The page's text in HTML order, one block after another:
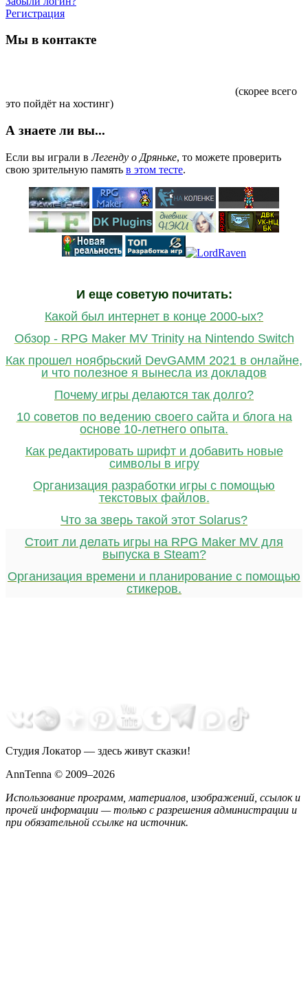
Регистрация
Мы в контакте
(скорее всего
это пойдёт на хостинг)
А знаете ли вы...
Если вы играли вЛегенду о Дряньке, то можете проверить
свою зрительную память в этом тесте.
И еще советую почитать:
Какой был интернет в конце 2000-ых?
Обзор - RPG Maker MV Trinity на Nintendo Switch
Как прошел ноябрьский DevGAMM 2021 в онлайне,
и что полезное я вынесла из докладов
Почему игры делаются так долго?
10 советов по ведению своего сайта и блога на
основе 10-летнего опыта.
Как редактировать шрифт и добавить новые
символы в игру
Организация разработки игры с помощью
текстовых файлов.
Что за зверь такой этот Solarus?
Стоит ли делать игры на RPG Maker MV для
выпуска в Steam?
Организация времени и планирование с помощью
стикеров.
Студия Локатор — здесь живут сказки!
AnnTenna © 2009–2026
Использование программ, материалов, изображений, ссылок и
прочей информации — только с разрешения администрации и
при обязательной ссылке на источник.